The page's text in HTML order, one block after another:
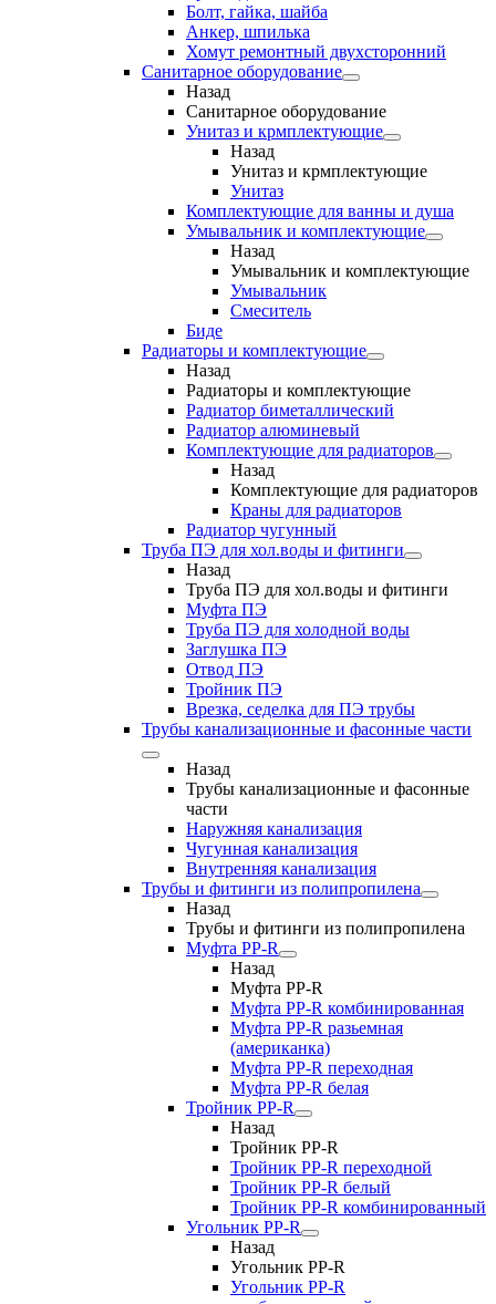
Болт, гайка, шайба
Анкер, шпилька
Хомут ремонтный двухсторонний
Санитарное оборудование
Назад
Санитарное оборудование
Унитаз и крмплектующие
Назад
Унитаз и крмплектующие
Унитаз
Комплектующие для ванны и душа
Умывальник и комплектующие
Назад
Умывальник и комплектующие
Умывальник
Смеситель
Биде
Радиаторы и комплектующие
Назад
Радиаторы и комплектующие
Радиатор биметаллический
Радиатор алюминевый
Комплектующие для радиаторов
Назад
Комплектующие для радиаторов
Краны для радиаторов
Радиатор чугунный
Труба ПЭ для хол.воды и фитинги
Назад
Труба ПЭ для хол.воды и фитинги
Муфта ПЭ
Труба ПЭ для холодной воды
Заглушка ПЭ
Отвод ПЭ
Тройник ПЭ
Врезка, седелка для ПЭ трубы
Трубы канализационные и фасонные части
Назад
Трубы канализационные и фасонные
части
Наружняя канализация
Чугунная канализация
Внутренняя канализация
Трубы и фитинги из полипропилена
Назад
Трубы и фитинги из полипропилена
Муфта PP-R
Назад
Муфта PP-R
Муфта РР-R комбинированная
Муфта РР-R разьемная
(американка)
Муфта РР-R переходная
Муфта РР-R белая
Тройник PP-R
Назад
Тройник PP-R
Тройник РР-R переходной
Тройник РР-R белый
Тройник РР-R комбинированный
Угольник PP-R
Назад
Угольник PP-R
Угольник РР-R